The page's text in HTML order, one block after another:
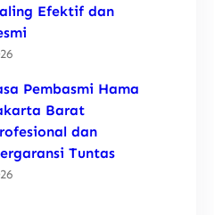
Efektif dan
Pembasmi Hama
Barat
dan
Tuntas